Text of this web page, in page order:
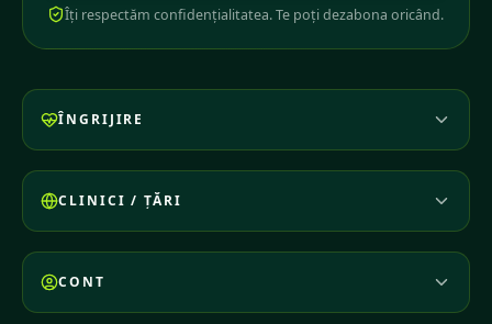
Îți respectăm confidențialitatea. Te poți dezabona oricând.
ÎNGRIJIRE
CLINICI / ȚĂRI
CONT